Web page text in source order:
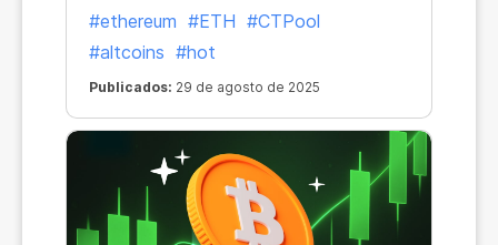
#ethereum #ETH #CTPool
#altcoins #hot
Publicados: 29 de agosto de 2025